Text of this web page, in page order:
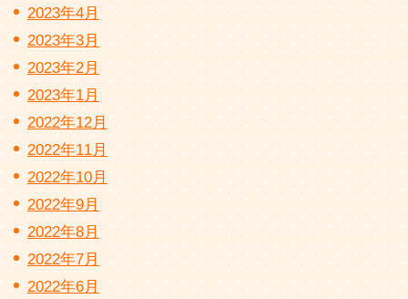
2023年4月
2023年3月
2023年2月
2023年1月
2022年12月
2022年11月
2022年10月
2022年9月
2022年8月
2022年7月
2022年6月